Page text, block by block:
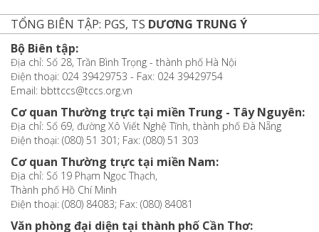
TỔNG BIÊN TẬP: PGS, TS DƯƠNG TRUNG Ý
Bộ Biên tập:
Địa chỉ: Số 28, Trần Bình Trọng - thành phố Hà Nội
Điện thoại: 024 39429753 - Fax: 024 39429754
Email: bbttccs@tccs.org.vn
Cơ quan Thường trực tại miền Trung - Tây Nguyên:
Địa chỉ: Số 69, đường Xô Viết Nghệ Tĩnh, thành phố Đà Nẵng
Điện thoại: (080) 51 301; Fax: (080) 51 303
Cơ quan Thường trực tại miền Nam:
Địa chỉ: Số 19 Phạm Ngọc Thạch,
Thành phố Hồ Chí Minh
Điện thoại: (080) 84083; Fax: (080) 84081
Văn phòng đại diện tại thành phố Cần Thơ: